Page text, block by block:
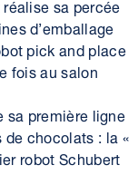
d’emballage
pick and place
fois au salon
sa première ligne
chocolats : la «
robot Schubert